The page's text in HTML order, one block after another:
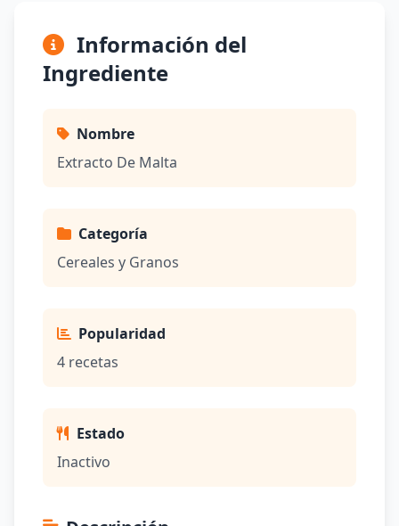
Información del
Ingrediente
Nombre
Extracto De Malta
Categoría
Cereales y Granos
Popularidad
4 recetas
Estado
Inactivo